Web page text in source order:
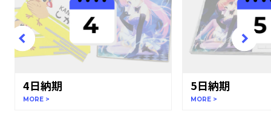
4日納期
MORE >
5日納期
MORE >